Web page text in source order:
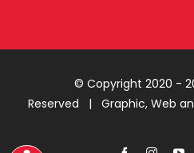
© Copyright 2020 -
Reserved | Graphic, Web